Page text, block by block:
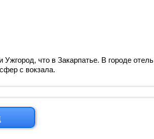
что в Закарпатье. В городе отель
с вокзала.